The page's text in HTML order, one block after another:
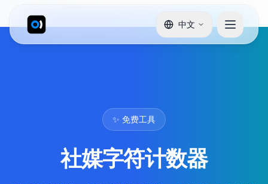
中文
✨ 免费工具
社媒字符计数器